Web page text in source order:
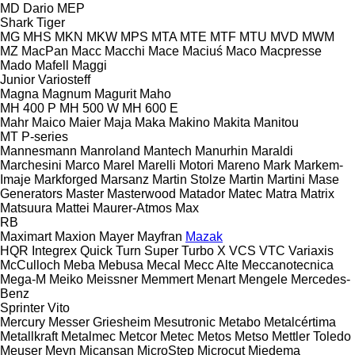
MD Dario MEP
Shark Tiger
MG MHS MKN MKW MPS MTA MTE MTF MTU MVD MWM
MZ MacPan Macc Macchi Mace Maciuś Maco Macpresse
Mado Mafell
Maggi
Junior Variosteff
Magna Magnum Magurit Maho
MH 400 P MH 500 W MH 600 E
Mahr Maico Maier Maja Maka Makino Makita Manitou
MT P-series
Mannesmann Manroland Mantech Manurhin Maraldi
Marchesini Marco Marel Marelli Motori Mareno Mark Markem-
Imaje Markforged Marsanz Martin Stolze Martin Martini Mase
Generators Master Masterwood Matador Matec Matra Matrix
Matsuura Mattei Maurer-Atmos Max
RB
Maximart Maxion Mayer Mayfran Mazak
HQR Integrex Quick Turn Super Turbo X VCS VTC Variaxis
McCulloch Meba Mebusa Mecal Mecc Alte Meccanotecnica
Mega-M Meiko Meissner Memmert Menart Mengele Mercedes-
Benz
Sprinter Vito
Mercury Messer Griesheim Mesutronic Metabo Metalcértima
Metallkraft Metalmec Metcor Metec Metos Metso Mettler Toledo
Meuser Meyn Micansan MicroStep Microcut Miedema